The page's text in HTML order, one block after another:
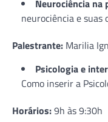
Neurociência na
neurociência e suas
Palestrante: Marilia
Psicologia e
Como inserir a
Horários:9h às 9:30h